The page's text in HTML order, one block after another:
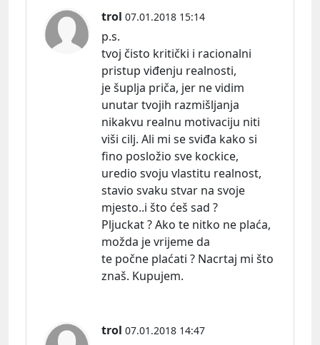
trol 07.01.2018 15:14
p.s.
tvoj čisto kritički i racionalni
pristup viđenju realnosti,
je šuplja priča, jer ne vidim
unutar tvojih razmišljanja
nikakvu realnu motivaciju niti
viši cilj. Ali mi se sviđa kako si
fino posložio sve kockice,
uredio svoju vlastitu realnost,
stavio svaku stvar na svoje
mjesto..i što ćeš sad ?
Pljuckat ? Ako te nitko ne plaća,
možda je vrijeme da
te počne plaćati ? Nacrtaj mi što
znaš. Kupujem.
trol 07.01.2018 14:47